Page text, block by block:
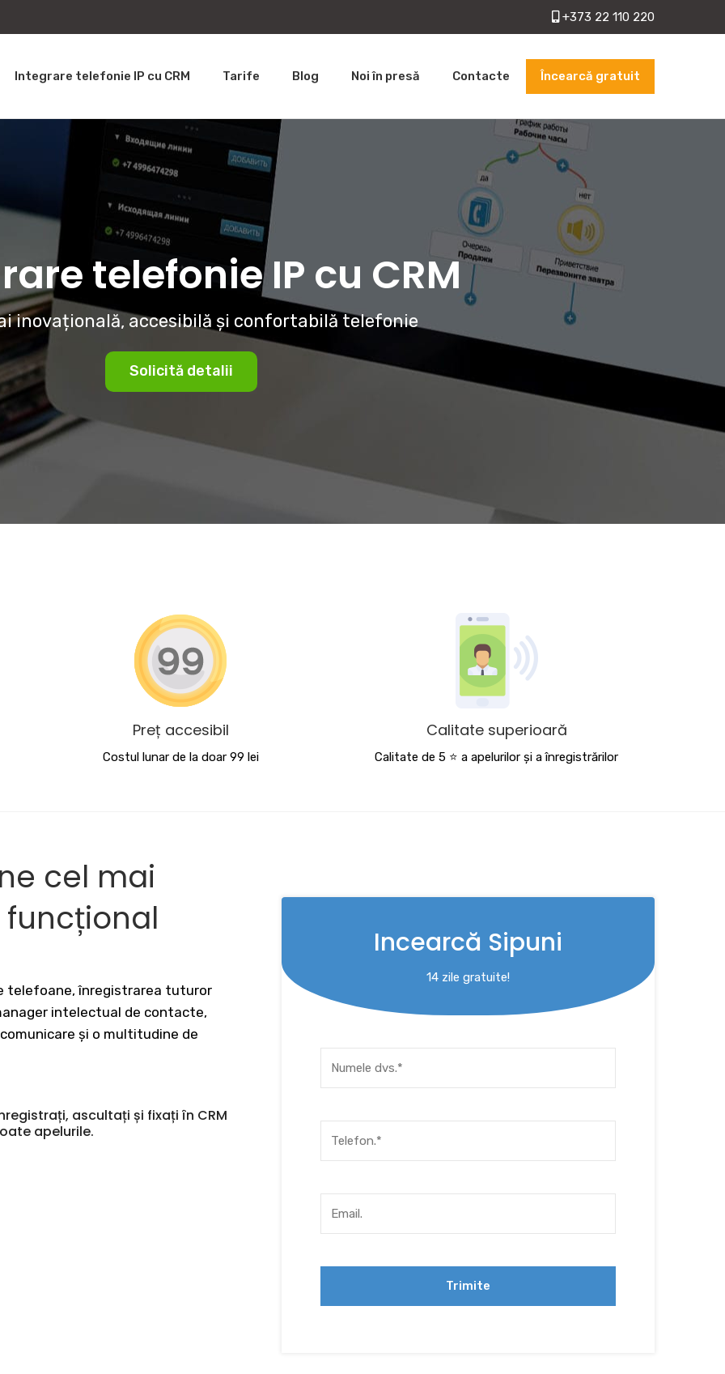
+373 22 110 220
Integrare telefonie IP cu CRM Tarife Blog Noi în presă Contacte Încearcă gratuit
telefonie IP cu CRM
inovațională, accesibilă și confortabilă telefonie
Solicită detalii
Preț accesibil
Costul lunar de la doar 99 lei
Calitate superioară
Calitate de 5 ⭐️ a apelurilor și a înregistrărilor
cel mai
telefoane, înregistrarea tuturor
intelectual de contacte,
și o multitudine de
ascultați și fixați în CRM
apelurile.
Incearcă Sipuni
14 zile gratuite!